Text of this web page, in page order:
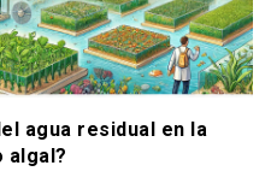
agua residual en la
algal?